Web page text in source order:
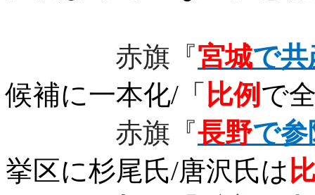
赤旗『宮城で共
候補に一本化/ 「 比例 で
赤旗『長野で参
挙区に杉尾氏/唐沢氏は